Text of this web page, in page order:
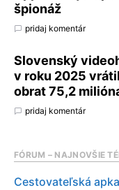
špionáž
pridaj komentár
Slovenský
v roku 2025
obrat 75,2
pridaj komentár
FÓRUM – NAJNOVŠIE
Cestovateľská